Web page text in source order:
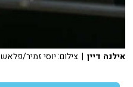
אילנה דיין | צילום: יוסי זמיר/פלאש90